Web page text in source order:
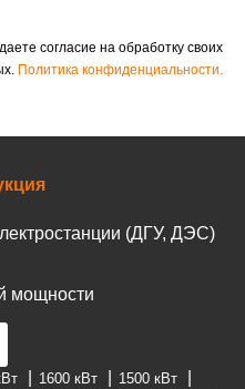
согласие на обработку своих
Политика конфиденциальности.
(ДГУ, ДЭС)
мощности
1600 кВт
1500 кВт